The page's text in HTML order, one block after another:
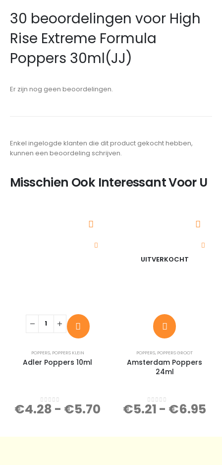
30 beoordelingen voor High
Rise Extreme Formula
Poppers 30ml(JJ)
Er zijn nog geen beoordelingen.
Enkel ingelogde klanten die dit product gekocht hebben,
kunnen een beoordeling schrijven.
Misschien Ook Interessant Voor U
POPPERS, POPPERS KLEIN
Adler Poppers 10ml
0out of 5
€4.28 - €5.70
UITVERKOCHT
POPPERS, POPPERS GROOT
Amsterdam Poppers
24ml
0out of 5
€5.21 - €6.95